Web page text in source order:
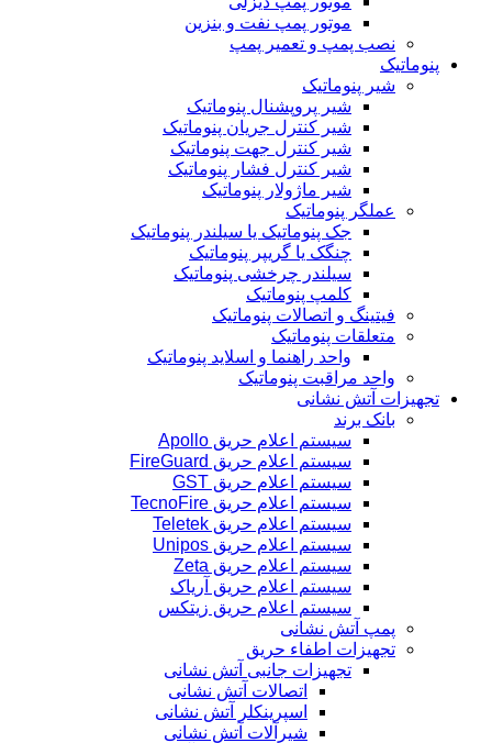
موتور پمپ نفت و بنزین
نصب پمپ و تعمیر پمپ
پنوماتیک
شیر پنوماتیک
شیر پروپشنال پنوماتیک
شیر کنترل جریان پنوماتیک
شیر کنترل جهت پنوماتیک
شیر کنترل فشار پنوماتیک
شیر ماژولار پنوماتیک
عملگر پنوماتیک
جک پنوماتیک یا سیلندر پنوماتیک
چنگک یا گریپر پنوماتیک
سیلندر چرخشی پنوماتیک
کلمپ پنوماتیک
فیتینگ و اتصالات پنوماتیک
متعلقات پنوماتیک
واحد راهنما و اسلاید پنوماتیک
واحد مراقبت پنوماتیک
تجهیزات آتش نشانی
بانک برند
سیستم اعلام حریق Apollo
سیستم اعلام حریق FireGuard
سیستم اعلام حریق GST
سیستم اعلام حریق TecnoFire
سیستم اعلام حریق Teletek
سیستم اعلام حریق Unipos
سیستم اعلام حریق Zeta
سیستم اعلام حریق آریاک
سیستم اعلام حریق زیتکس
پمپ آتش نشانی
تجهیزات اطفاء حریق
تجهیزات جانبی آتش نشانی
اتصالات آتش نشانی
اسپرینکلر آتش نشانی
شیرآلات آتش نشانی